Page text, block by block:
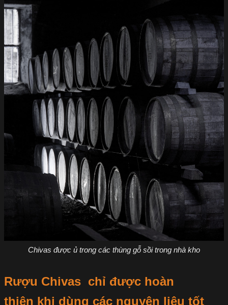
Chivas được ủ trong các thùng gỗ sồi trong nhà kho
Rượu Chivas chỉ được hoàn
thiện khi dùng các nguyên liệu tốt